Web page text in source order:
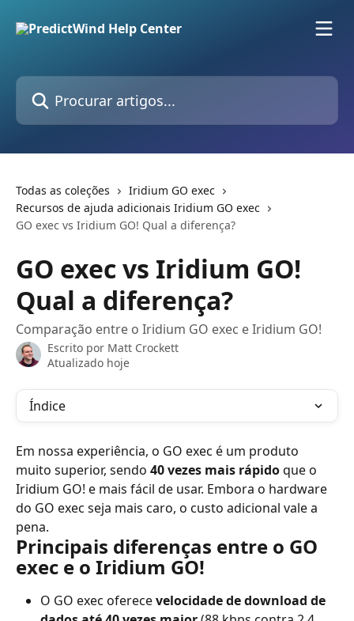
Procurar artigos...
Todas as coleções
Iridium GO exec
Recursos de ajuda adicionais Iridium GO exec
GO exec vs Iridium GO! Qual a diferença?
GO exec vs Iridium GO!
Qual a diferença?
Comparação entre o Iridium GO exec e Iridium GO!
Escrito por Matt Crockett
Atualizado hoje
Índice
Em nossa experiência, o GO exec é um produto
muito superior, sendo 40 vezes mais rápido que o
Iridium GO! e mais fácil de usar. Embora o hardware
do GO exec seja mais caro, o custo adicional vale a
pena.
Principais diferenças entre o GO
exec e o Iridium GO!
O GO exec oferece velocidade de download de